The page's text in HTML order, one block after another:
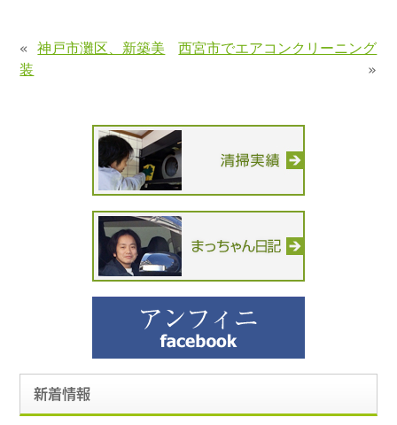
«神戸市灘区、新築美
装
西宮市でエアコンクリーニング
»
新着情報